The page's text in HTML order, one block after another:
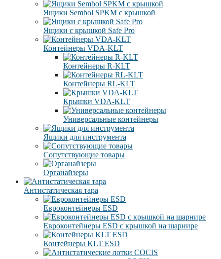
Ящики Sembol SPKM с крышкой
Ящики с крышкой Safe Pro
Контейнеры VDA-KLT
Контейнеры R-KLT
Контейнеры RL-KLT
Крышки VDA-KLT
Универсальные контейнеры
Ящики для инструмента
Сопутствующие товары
Органайзеры
Антистатическая тара
Eвроконтейнеры ЕSD
Евроконтейнеры ESD с крышкой на шарнире
Контейнеры KLT ESD